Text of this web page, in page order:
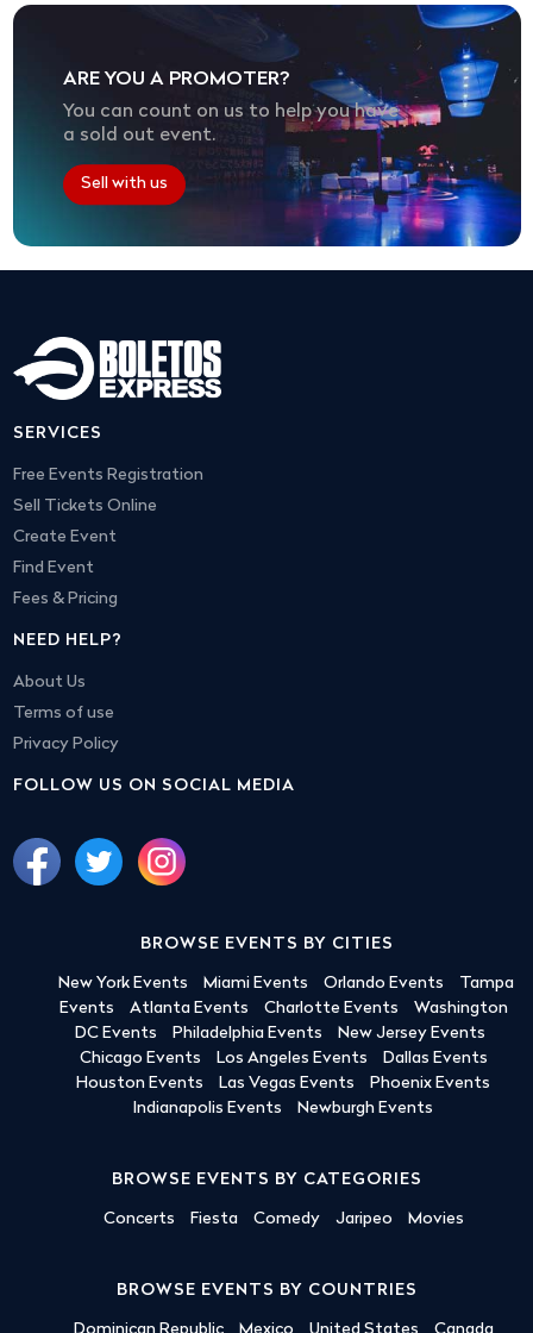
ARE YOU A PROMOTER?
You can count on us to help you have
a sold out event.
Sell with us
SERVICES
Free Events Registration
Sell Tickets Online
Create Event
Find Event
Fees & Pricing
NEED HELP?
About Us
Terms of use
Privacy Policy
FOLLOW US ON SOCIAL MEDIA
BROWSE EVENTS BY CITIES
New York Events Miami Events Orlando Events
Tampa
Events
Atlanta Events Charlotte Events
Washington
DC Events
Philadelphia Events
New Jersey Events
Chicago Events
Los Angeles Events
Dallas Events
Houston Events
Las Vegas Events
Phoenix Events
Indianapolis Events
Newburgh Events
BROWSE EVENTS BY CATEGORIES
Concerts Fiesta Comedy Jaripeo Movies
BROWSE EVENTS BY COUNTRIES